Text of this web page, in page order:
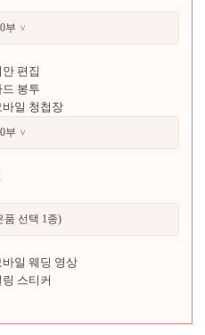
부
안 편집
드 봉투
바일 청첩장
부
품 선택 1종)
바일 웨딩 영상
링 스티커